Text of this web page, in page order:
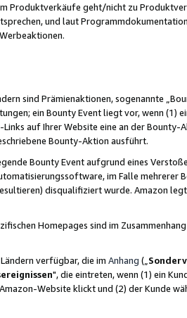
Produktverkäufe geht/nicht zu
und laut
sind Prämienaktionen, sogenannte
ein Bounty Event liegt vor, wenn (1)
auf Ihrer Website eine an der
Bounty-Aktion ausführt.
Bounty Event aufgrund eines
im Falle mehrerer
disqualifiziert wurde. Amazon
Homepages sind im
verfügbar, die im Anhang („
", die eintreten, wenn (1) ein
Website klickt und (2) der Kunde